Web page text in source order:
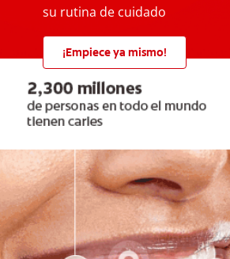
su rutina de cuidado
¡Empiece ya mismo!